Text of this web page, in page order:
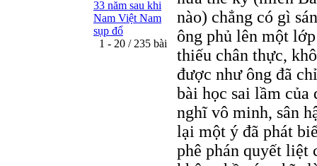
33 năm sau khi
Nam Việt Nam
sụp đổ
1 - 20 / 235 bài
nào) chẳng có gì
ông phủ lên một
thiếu chân thực,
được như ông đã
bài học sai lầm của
nghĩ vô minh, sân
lại một ý đã phát
phê phán quyết liệt